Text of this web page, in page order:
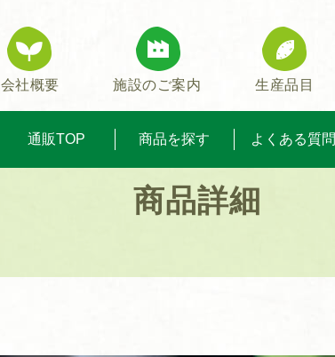
会社概要 施設のご案内 生産品目
通販TOP 商品を探す よくある質問
商品詳細